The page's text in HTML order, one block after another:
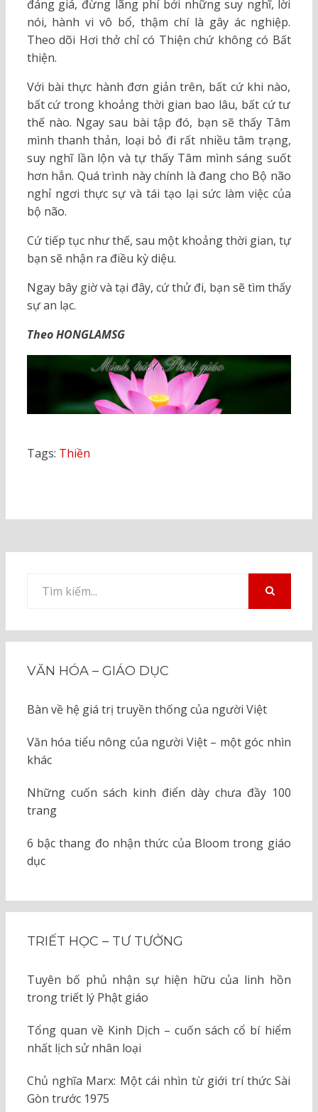
đáng giá, đừng lãng phí bởi những suy nghĩ, lời
nói, hành vi vô bổ, thậm chí là gây ác nghiệp.
Theo dõi Hơi thở chỉ có Thiện chứ không có Bất
thiện.
Với bài thực hành đơn giản trên, bất cứ khi nào,
bất cứ trong khoảng thời gian bao lâu, bất cứ tư
thế nào. Ngay sau bài tập đó, bạn sẽ thấy Tâm
mình thanh thản, loại bỏ đi rất nhiều tâm trạng,
suy nghĩ lần lộn và tự thấy Tâm mình sáng suốt
hơn hẳn. Quá trình này chính là đang cho Bộ não
nghỉ ngơi thực sự và tái tạo lại sức làm việc của
bộ não.
Cứ tiếp tục như thế, sau một khoảng thời gian, tự
bạn sẽ nhận ra điều kỳ diệu.
Ngay bây giờ và tại đây, cứ thử đi, bạn sẽ tìm thấy
sự an lạc.
Theo HONGLAMSG
Tags: Thiền
kiếm
VĂN HÓA – GIÁO DỤC
Bàn về hệ giá trị truyền thống của người Việt
Văn hóa tiểu nông của người Việt – một góc nhìn
khác
Những cuốn sách kinh điển dày chưa đầy 100
trang
6 bậc thang đo nhận thức của Bloom trong giáo
dục
TRIẾT HỌC – TƯ TƯỞNG
Tuyên bố phủ nhận sự hiện hữu của linh hồn
trong triết lý Phật giáo
Tổng quan về Kinh Dịch – cuốn sách cổ bí hiểm
nhất lịch sử nhân loại
Chủ nghĩa Marx: Một cái nhìn từ giới trí thức Sài
Gòn trước 1975